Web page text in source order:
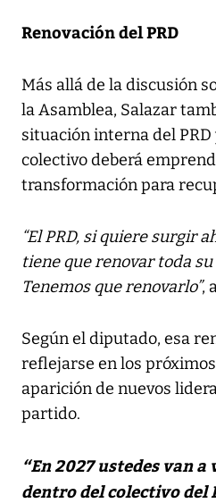
Renovación del PRD
Más allá de la discusión
la Asamblea, Salazar
situación interna del PRD
colectivo deberá
transformación para
“El PRD, si quiere surgir
tiene que renovar toda su
Tenemos que renovarlo”,
Según el diputado, esa
reflejarse en los
aparición de nuevos
partido.
“En 2027 ustedes van
dentro del colectivo del